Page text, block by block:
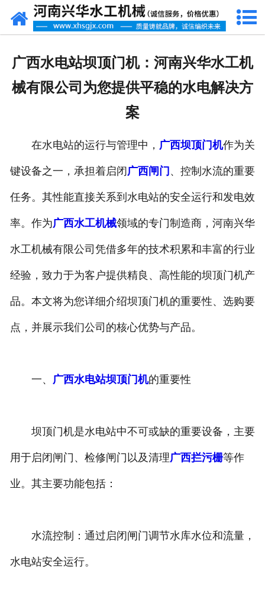
网站首页
资质荣誉
联系我们
广西水电站坝顶门机：河南兴华水工机
械有限公司为您提供平稳的水电解决方
案
在水电站的运行与管理中， 广西坝顶门机作为关
键设备之一，承担着启闭 广西闸门 、控制水流的重要
任务。其性能直接关系到水电站的安全运行和发电效
率。作为广西水工机械领域的专门制造商，河南兴华
水工机械有限公司凭借多年的技术积累和丰富的行业
经验，致力于为客户提供精良、高性能的坝顶门机产
品。本文将为您详细介绍坝顶门机的重要性、选购要
点，并展示我们公司的核心优势与产品。
一、 广西水电站坝顶门机的重要性
坝顶门机是水电站中不可或缺的重要设备，主要
用于启闭闸门、检修闸门以及清理广西拦污栅等作
业。其主要功能包括：
水流控制：通过启闭闸门调节水库水位和流量，
水电站安全运行。